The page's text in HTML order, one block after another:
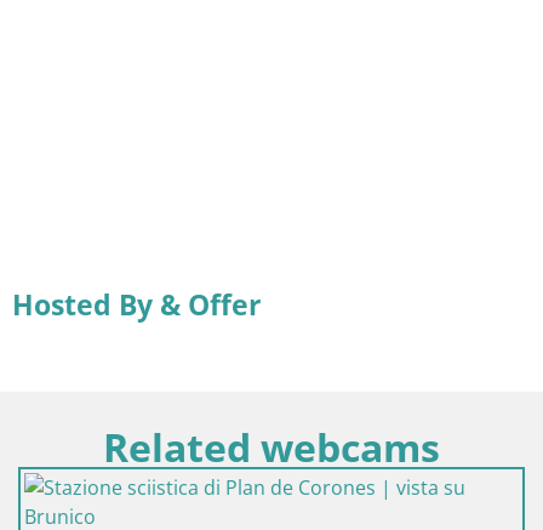
Hosted By & Offer
Related webcams